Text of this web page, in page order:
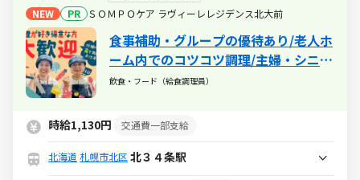
NEW PR ＳＯＭＰＯケア ラヴィーレレジデンス北大前
食事補助・グループの優待あり/老人ホ
ーム内でのコツコツ調理/主婦・シニア
活躍中/扶養内・WワークもOK
飲食・フード（給食調理員）
時給1,130円 交通費一部支給
北海道 札幌市北区 北３４条駅